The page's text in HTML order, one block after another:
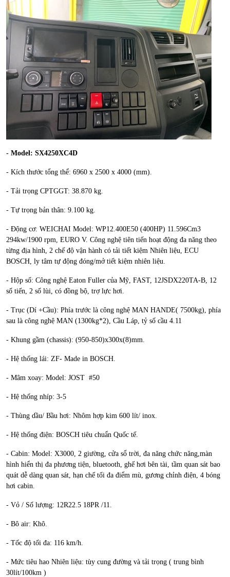
- Model: SX4250XC4D
- Kích thước tổng thể: 6960 x 2500 x 4000 (mm).
- Tải trọng CPTGGT: 38.870 kg.
- Tự trọng bản thân: 9.100 kg.
- Động cơ: WEICHAI Model: WP12.400E50 (400HP) 11.596Cm3
294kw/1900 rpm, EURO V. Công nghệ tiên tiến hoạt động đa năng theo
từng địa hình, 2 chế độ vận hành có tải tiết kiệm Nhiên liệu, ECU
BOSCH, ly tâm tự động đóng/mở tiết kiệm nhiên liệu.
- Hộp số: Công nghệ Eaton Fuller của Mỹ, FAST, 12JSDX220TA-B, 12
số tiến, 2 số lùi, có đồng bộ, trợ lực hơi.
- Trục (Dí +Cầu): Phía trước là công nghệ MAN HANDE( 7500kg), phía
sau là công nghệ MAN (1300kg*2), Cầu Láp, tỷ số cầu 4.11
- Khung gầm (chassis): (950-850)x300x(8)mm.
- Hệ thống lái: ZF- Made in BOSCH.
- Mâm xoay: Model: JOST #50
- Hệ thống nhíp: 3-5
- Thùng dầu/ Bầu hơi: Nhôm hợp kim 600 lít/ inox.
- Hệ thống điện: BOSCH tiêu chuẩn Quốc tế.
- Cabin: Model: X3000, 2 giường, cửa sổ trời, đa năng chức năng,màn
hình hiển thị đa phương tiện, bluetooth, ghế hơi bên tài, tầm quan sát bao
quát dễ dàng quan sát, hạn chế tối đa điểm mù, gương chỉnh điện, 4 bóng
hơi cabin.
- Vỏ / Số lượng: 12R22.5 18PR /11.
- Bô air: Khô.
- Tốc độ tối đa: 116 km/h.
- Mức tiêu hao Nhiên liệu: tùy cung đường và tải trọng ( trung bình
30lít/100km )